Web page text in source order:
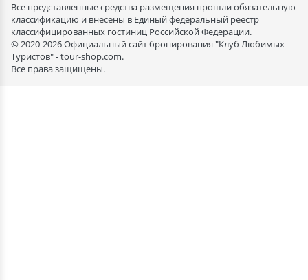
Все представленные средства размещения прошли обязательную
классификацию и внесены в Единый федеральный реестр
классифицированных гостиниц Российской Федерации.
© 2020-2026 Официальный сайт бронирования "Клуб Любимых
Туристов" - tour-shop.com.
Все права защищены.